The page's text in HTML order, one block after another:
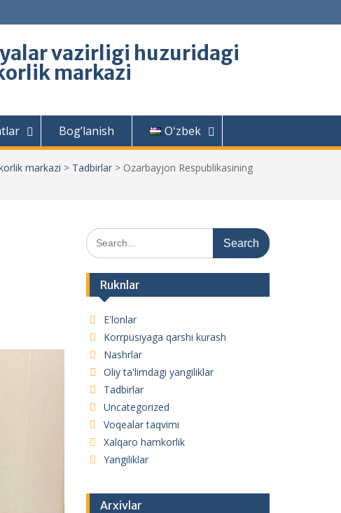
vazirligi huzuridagi
markazi
Bog’lanish Oʻzbek
markazi > Tadbirlar > Ozarbayjon Respublikasining
Search
for:
Ruknlar
E'lonlar
Korrpusiyaga qarshi kurash
Nashrlar
Oliy ta'limdagi yangiliklar
Tadbirlar
Uncategorized
Voqealar taqvimi
Xalqaro hamkorlik
Yangiliklar
Arxivlar